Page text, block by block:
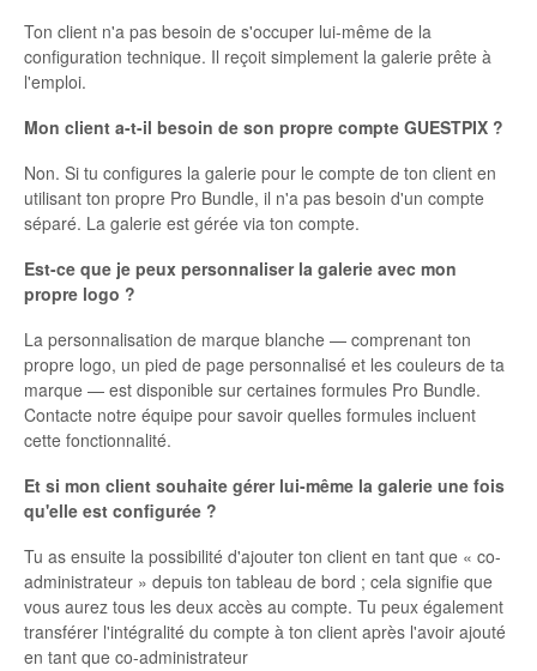
Ton client n'a pas besoin de s'occuper lui-même de la
configuration technique. Il reçoit simplement la galerie prête à
l'emploi.
Mon client a-t-il besoin de son propre compte GUESTPIX ?
Non. Si tu configures la galerie pour le compte de ton client en
utilisant ton propre Pro Bundle, il n'a pas besoin d'un compte
séparé. La galerie est gérée via ton compte.
Est-ce que je peux personnaliser la galerie avec mon
propre logo ?
La personnalisation de marque blanche — comprenant ton
propre logo, un pied de page personnalisé et les couleurs de ta
marque — est disponible sur certaines formules Pro Bundle.
Contacte notre équipe pour savoir quelles formules incluent
cette fonctionnalité.
Et si mon client souhaite gérer lui-même la galerie une fois
qu'elle est configurée ?
Tu as ensuite la possibilité d'ajouter ton client en tant que « co-
administrateur » depuis ton tableau de bord ; cela signifie que
vous aurez tous les deux accès au compte. Tu peux également
transférer l'intégralité du compte à ton client après l'avoir ajouté
en tant que co-administrateur